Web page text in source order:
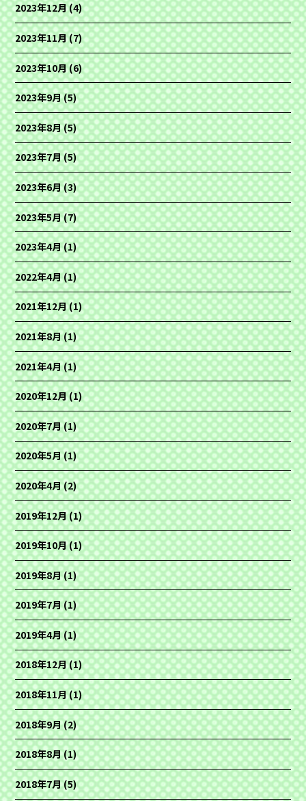
2023年12月(4)
2023年11月(7)
2023年10月(6)
2023年9月(5)
2023年8月(5)
2023年7月(5)
2023年6月(3)
2023年5月(7)
2023年4月(1)
2022年4月(1)
2021年12月(1)
2021年8月(1)
2021年4月(1)
2020年12月(1)
2020年7月(1)
2020年5月(1)
2020年4月(2)
2019年12月(1)
2019年10月(1)
2019年8月(1)
2019年7月(1)
2019年4月(1)
2018年12月(1)
2018年11月(1)
2018年9月(2)
2018年8月(1)
2018年7月(5)